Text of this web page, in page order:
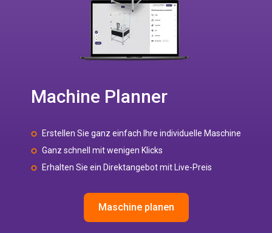
Machine Planner
Erstellen Sie ganz einfach Ihre individuelle Maschine
Ganz schnell mit wenigen Klicks
Erhalten Sie ein Direktangebot mit Live-Preis
Maschine planen